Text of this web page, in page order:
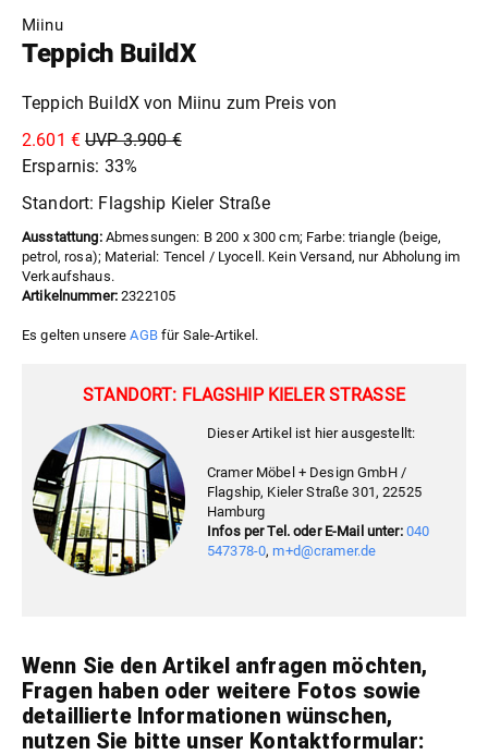
Miinu
Teppich BuildX
Teppich BuildX von Miinu zum Preis von
2.601 € UVP 3.900 €
Ersparnis: 33%
Standort: Flagship Kieler Straße
Ausstattung:Abmessungen: B 200 x 300 cm; Farbe: triangle (beige,
petrol, rosa); Material: Tencel / Lyocell. Kein Versand, nur Abholung im
Verkaufshaus.
Artikelnummer: 2322105
Es gelten unsereAGBfür Sale-Artikel.
STANDORT: FLAGSHIP KIELER STRASSE
Dieser Artikel ist hier ausgestellt:
Cramer Möbel + Design GmbH /
Flagship, Kieler Straße 301, 22525
Hamburg
Infos per Tel. oder E-Mail unter: 040
547378-0,m+d@cramer.de
Wenn Sie den Artikel anfragen möchten,
Fragen haben oder weitere Fotos sowie
detaillierte Informationen wünschen,
nutzen Sie bitte unser Kontaktformular: